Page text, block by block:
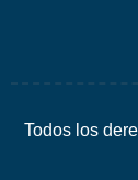
Todos los